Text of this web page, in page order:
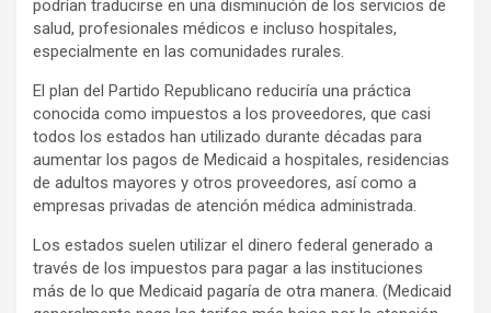
podrían traducirse en una disminución de los servicios de
salud, profesionales médicos e incluso hospitales,
especialmente en las comunidades rurales.
El plan del Partido Republicano reduciría una práctica
conocida como impuestos a los proveedores, que casi
todos los estados han utilizado durante décadas para
aumentar los pagos de Medicaid a hospitales, residencias
de adultos mayores y otros proveedores, así como a
empresas privadas de atención médica administrada.
Los estados suelen utilizar el dinero federal generado a
través de los impuestos para pagar a las instituciones
más de lo que Medicaid pagaría de otra manera. (Medicaid